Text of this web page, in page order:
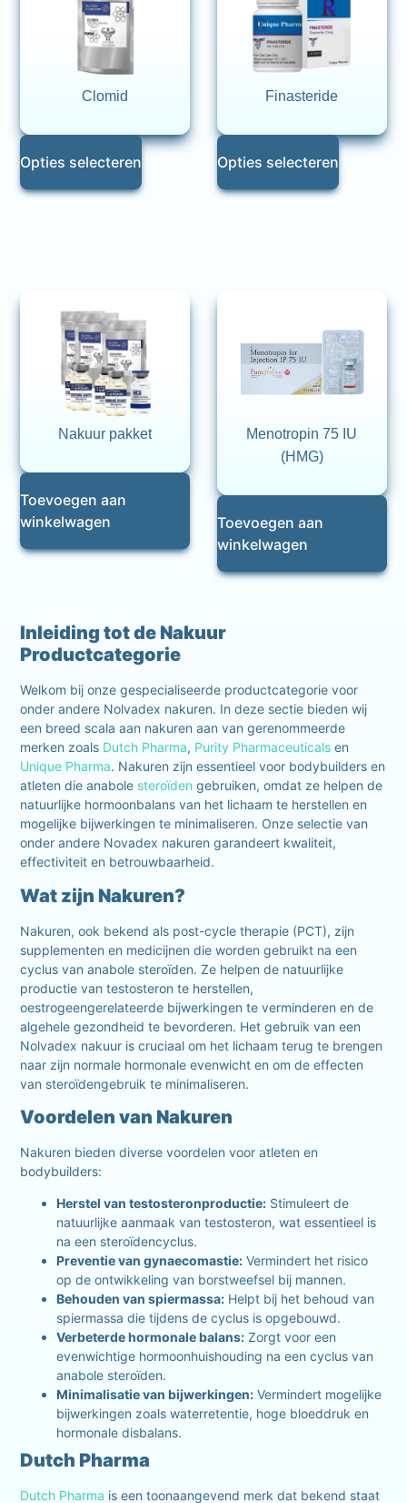
Clomid
Opties selecteren
Finasteride
Opties selecteren
Nakuur pakket
Toevoegen aan
winkelwagen
Menotropin 75 IU
(HMG)
Toevoegen aan
winkelwagen
Inleiding tot de Nakuur
Productcategorie
Welkom bij onze gespecialiseerde productcategorie voor
onder andere Nolvadex nakuren. In deze sectie bieden wij
een breed scala aan nakuren aan van gerenommeerde
merken zoals Dutch Pharma, Purity Pharmaceuticals en
Unique Pharma. Nakuren zijn essentieel voor bodybuilders en
atleten die anabole steroïden gebruiken, omdat ze helpen de
natuurlijke hormoonbalans van het lichaam te herstellen en
mogelijke bijwerkingen te minimaliseren. Onze selectie van
onder andere Novadex nakuren garandeert kwaliteit,
effectiviteit en betrouwbaarheid.
Wat zijn Nakuren?
Nakuren, ook bekend als post-cycle therapie (PCT), zijn
supplementen en medicijnen die worden gebruikt na een
cyclus van anabole steroïden. Ze helpen de natuurlijke
productie van testosteron te herstellen,
oestrogeengerelateerde bijwerkingen te verminderen en de
algehele gezondheid te bevorderen. Het gebruik van een
Nolvadex nakuur is cruciaal om het lichaam terug te brengen
naar zijn normale hormonale evenwicht en om de effecten
van steroïdengebruik te minimaliseren.
Voordelen van Nakuren
Nakuren bieden diverse voordelen voor atleten en
bodybuilders:
Herstel van testosteronproductie: Stimuleert de
natuurlijke aanmaak van testosteron, wat essentieel is
na een steroïdencyclus.
Preventie van gynaecomastie: Vermindert het risico
op de ontwikkeling van borstweefsel bij mannen.
Behouden van spiermassa: Helpt bij het behoud van
spiermassa die tijdens de cyclus is opgebouwd.
Verbeterde hormonale balans: Zorgt voor een
evenwichtige hormoonhuishouding na een cyclus van
anabole steroïden.
Minimalisatie van bijwerkingen: Vermindert mogelijke
bijwerkingen zoals waterretentie, hoge bloeddruk en
hormonale disbalans.
Dutch Pharma
Dutch Pharma is een toonaangevend merk dat bekend staat